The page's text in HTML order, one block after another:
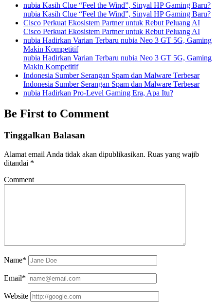
nubia Kasih Clue “Feel the Wind”, Sinyal HP Gaming Baru?
nubia Kasih Clue “Feel the Wind”, Sinyal HP Gaming Baru?
Cisco Perkuat Ekosistem Partner untuk Rebut Peluang AI
Cisco Perkuat Ekosistem Partner untuk Rebut Peluang AI
nubia Hadirkan Varian Terbaru nubia Neo 3 GT 5G, Gaming
Makin Kompetitif
nubia Hadirkan Varian Terbaru nubia Neo 3 GT 5G, Gaming
Makin Kompetitif
Indonesia Sumber Serangan Spam dan Malware Terbesar
Indonesia Sumber Serangan Spam dan Malware Terbesar
nubia Hadirkan Pro-Level Gaming Era, Apa Itu?
Be First to Comment
Tinggalkan Balasan
Alamat email Anda tidak akan dipublikasikan. Ruas yang wajib
ditandai *
Comment
Name*
Email*
Website